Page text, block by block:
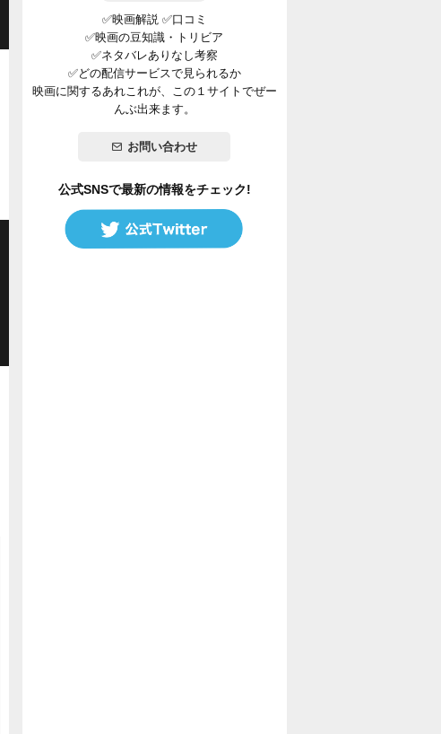
✅映画解説 ✅口コミ
✅映画の豆知識・トリビア
✅ネタバレありなし考察
✅どの配信サービスで見られるか
映画に関するあれこれが、この１サイトでぜー
んぶ出来ます。
お問い合わせ
公式SNSで最新の情報をチェック!